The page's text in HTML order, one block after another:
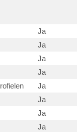
Ja
Ja
Ja
Ja
Ja
Ja
Ja
Ja